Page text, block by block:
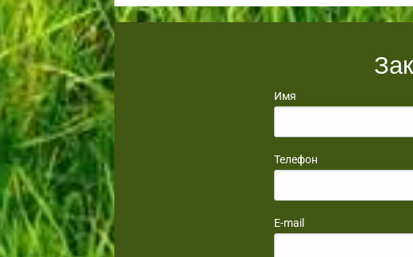
Имя
Телефон
E-mail